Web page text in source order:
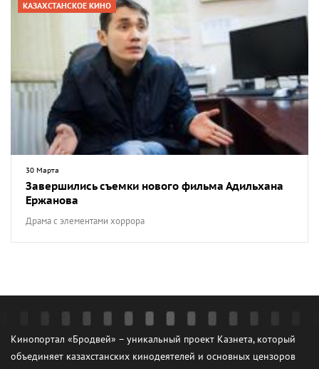
КАЗАХСТАНСКОЕ КИНО
30 Марта
Завершились съемки нового фильма Адильхана
Ержанова
Драма с элементами хоррора
Кинопортал «Бродвей» – уникальный проект Казнета, который
объединяет казахстанских кинодеятелей и основных цензоров